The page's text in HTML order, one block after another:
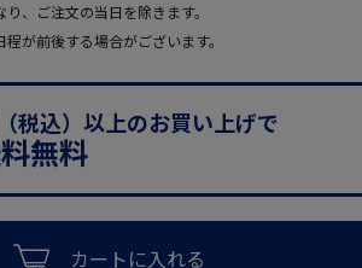
、ご注文の当日を除きます。
が前後する場合がございます。
税込）以上のお買い上げで
無料
カートに入れる